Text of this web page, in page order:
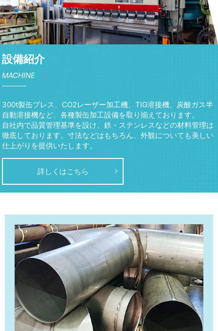
設備紹介
MACHINE
300t製缶プレス、CO2レーザー加工機、TIG溶接機、炭酸ガス半
自動溶接機など、各種製缶加工設備を取り揃えております。
自社内で品質管理基準を設け、鉄・ステンレスなどの材料管理は
徹底しております。寸法などはもちろん、外観についても美しい
仕上がりを提供いたします。
詳しくはこちら